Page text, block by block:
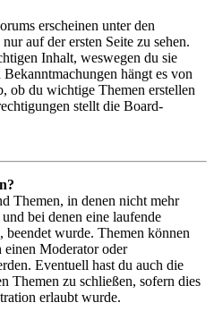
erscheinen unter den
auf der ersten Seite zu sehen.
Inhalt, weswegen du sie
hängt es von
ob du wichtige Themen erstellen
stellt die Board-
Themen, in denen nicht mehr
bei denen eine laufende
wurde. Themen können
einen Moderator oder
Eventuell hast du auch die
Themen zu schließen, sofern dies
erlaubt wurde.